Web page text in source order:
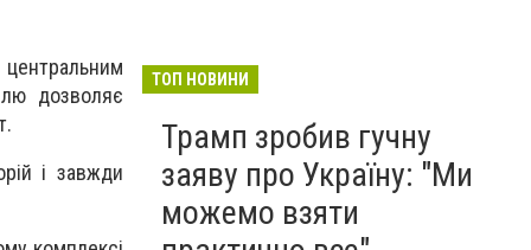
центральним
дозволяє
і завжди
ТОП НОВИНИ
Трамп зробив гучну
заяву про Україну: "Ми
можемо взяти